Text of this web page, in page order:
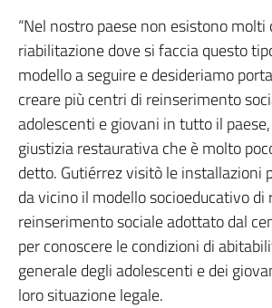
“Nel nostro paese non esistono molti
riabilitazione dove si faccia questo
modello a seguire e desideriamo
creare più centri di reinserimento
adolescenti e giovani in tutto il
giustizia restaurativa che è molto
detto. Gutiérrez visitò le installazioni
da vicino il modello socioeducativo
reinserimento sociale adottato dal
per conoscere le condizioni di
generale degli adolescenti e dei
loro situazione legale.